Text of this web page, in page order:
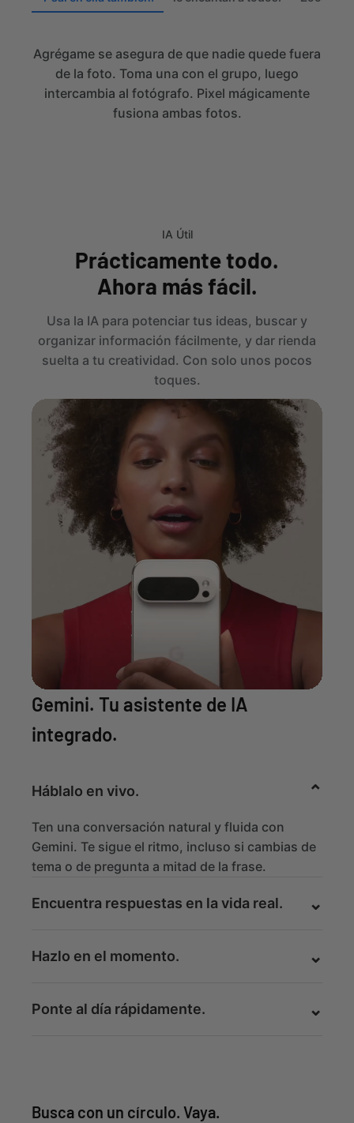
Agrégame se asegura de que nadie quede fuera
de la foto. Toma una con el grupo, luego
intercambia al fotógrafo. Pixel mágicamente
fusiona ambas fotos.
IA Útil
Prácticamente todo.
Ahora más fácil.
Usa la IA para potenciar tus ideas, buscar y
organizar información fácilmente, y dar rienda
suelta a tu creatividad. Con solo unos pocos
toques.
Gemini. Tu asistente de IA
integrado.
Háblalo en vivo.
Ten una conversación natural y fluida con
Gemini. Te sigue el ritmo, incluso si cambias de
tema o de pregunta a mitad de la frase.
Encuentra respuestas en la vida real.
Hazlo en el momento.
Ponte al día rápidamente.
Busca con un círculo. Vaya.